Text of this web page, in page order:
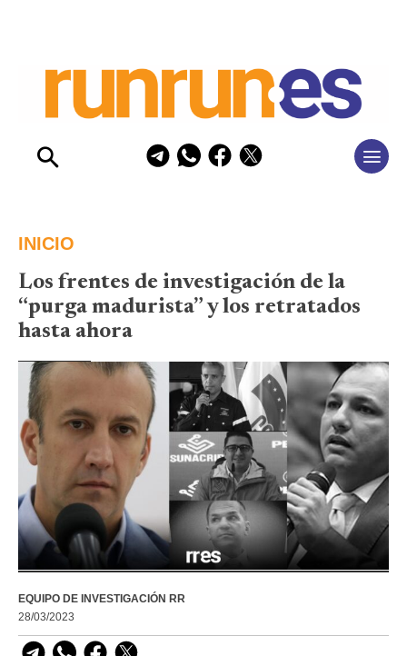
INICIO
Los frentes de investigación de la
“purga madurista” y los retratados
hasta ahora
EQUIPO DE INVESTIGACIÓN RR
28/03/2023